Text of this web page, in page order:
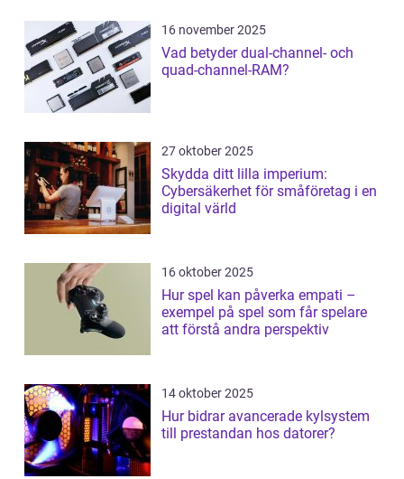
16 november 2025
Vad betyder dual-channel- och
quad-channel-RAM?
27 oktober 2025
Skydda ditt lilla imperium:
Cybersäkerhet för småföretag i en
digital värld
16 oktober 2025
Hur spel kan påverka empati –
exempel på spel som får spelare
att förstå andra perspektiv
14 oktober 2025
Hur bidrar avancerade kylsystem
till prestandan hos datorer?